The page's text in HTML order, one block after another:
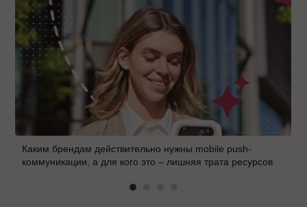
Каким брендам действительно нужны mobile push-
коммуникации, а для кого это – лишняя трата ресурсов